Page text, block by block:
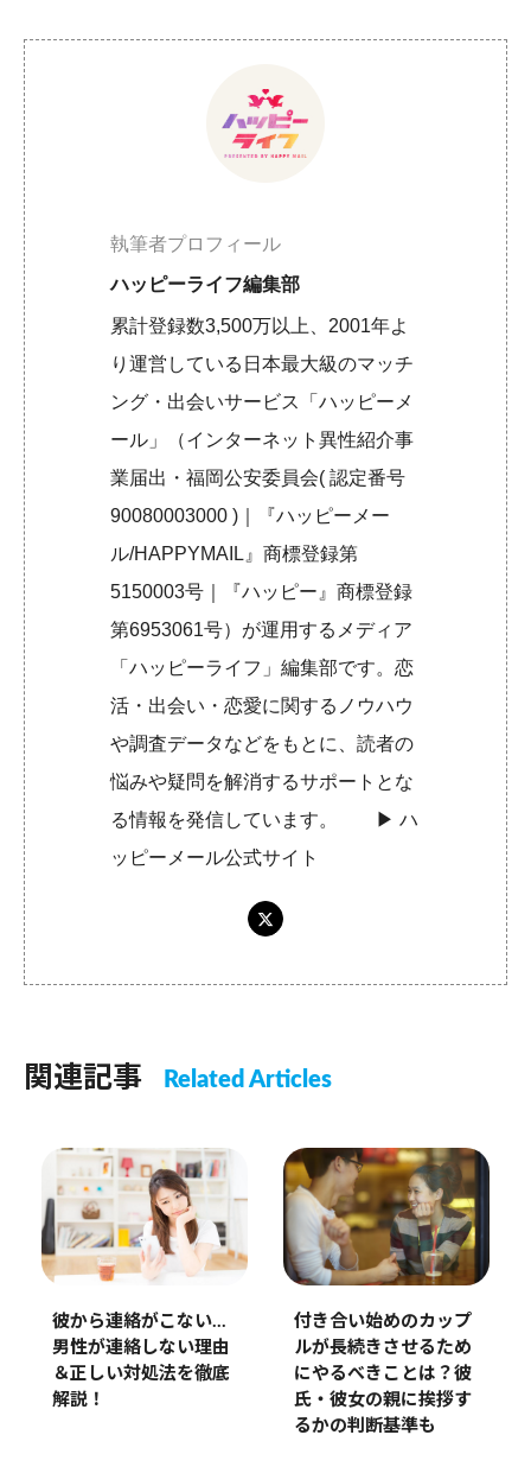
執筆者プロフィール
ハッピーライフ編集部
累計登録数3,500万以上、2001年よ
り運営している日本最大級のマッチ
ング・出会いサービス「ハッピーメ
ール」（インターネット異性紹介事
業届出・福岡公安委員会( 認定番号
90080003000 )｜『ハッピーメー
ル/HAPPYMAIL』商標登録第
5150003号｜『ハッピー』商標登録
第6953061号）が運用するメディア
「ハッピーライフ」編集部です。恋
活・出会い・恋愛に関するノウハウ
や調査データなどをもとに、読者の
悩みや疑問を解消するサポートとな
る情報を発信しています。 ▶︎ハ
ッピーメール公式サイト
関連記事 Related Articles
彼から連絡がこない…
男性が連絡しない理由
＆正しい対処法を徹底
解説！
付き合い始めのカップ
ルが長続きさせるため
にやるべきことは？彼
氏・彼女の親に挨拶す
るかの判断基準も